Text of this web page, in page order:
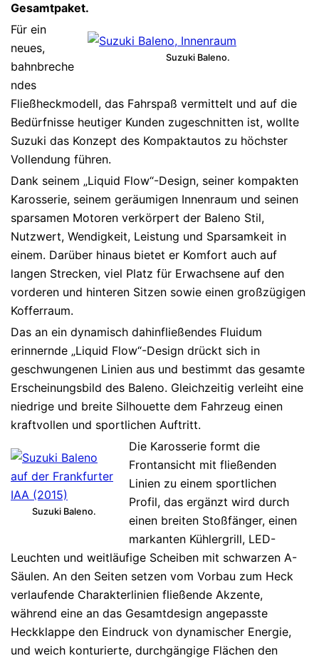
Gesamtpaket.
Suzuki Baleno.
Für ein
neues,
bahnbreche
ndes
Fließheckmodell, das Fahrspaß vermittelt und auf die
Bedürfnisse heutiger Kunden zugeschnitten ist, wollte
Suzuki das Konzept des Kompaktautos zu höchster
Vollendung führen.
Dank seinem „Liquid Flow“-Design, seiner kompakten
Karosserie, seinem geräumigen Innenraum und seinen
sparsamen Motoren verkörpert der Baleno Stil,
Nutzwert, Wendigkeit, Leistung und Sparsamkeit in
einem. Darüber hinaus bietet er Komfort auch auf
langen Strecken, viel Platz für Erwachsene auf den
vorderen und hinteren Sitzen sowie einen großzügigen
Kofferraum.
Das an ein dynamisch dahinfließendes Fluidum
erinnernde „Liquid Flow“-Design drückt sich in
geschwungenen Linien aus und bestimmt das gesamte
Erscheinungsbild des Baleno. Gleichzeitig verleiht eine
niedrige und breite Silhouette dem Fahrzeug einen
kraftvollen und sportlichen Auftritt.
Suzuki Baleno.
Die Karosserie formt die
Frontansicht mit fließenden
Linien zu einem sportlichen
Profil, das ergänzt wird durch
einen breiten Stoßfänger, einen
markanten Kühlergrill, LED-
Leuchten und weitläufige Scheiben mit schwarzen A-
Säulen. An den Seiten setzen vom Vorbau zum Heck
verlaufende Charakterlinien fließende Akzente,
während eine an das Gesamtdesign angepasste
Heckklappe den Eindruck von dynamischer Energie,
und weich konturierte, durchgängige Flächen den